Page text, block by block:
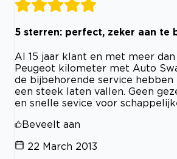
5 sterren: perfect, zeker aan te
Al 15 jaar klant en met meer dan
Peugeot kilometer met Auto
de bijbehorende service hebben
een steek laten vallen. Geen
en snelle sevice voor
Beveelt aan
22 March 2013